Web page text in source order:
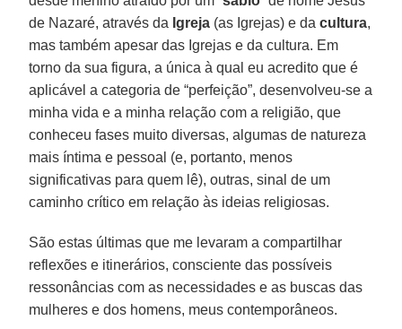
de Nazaré, através da Igreja (as Igrejas) e dacultura,
mas também apesar das Igrejas e da cultura. Em
torno da sua figura, a única à qual eu acredito que é
aplicável a categoria de “perfeição”, desenvolveu-se a
minha vida e a minha relação com a religião, que
conheceu fases muito diversas, algumas de natureza
mais íntima e pessoal (e, portanto, menos
significativas para quem lê), outras, sinal de um
caminho crítico em relação às ideias religiosas.
São estas últimas que me levaram a compartilhar
reflexões e itinerários, consciente das possíveis
ressonâncias com as necessidades e as buscas das
mulheres e dos homens, meus contemporâneos.